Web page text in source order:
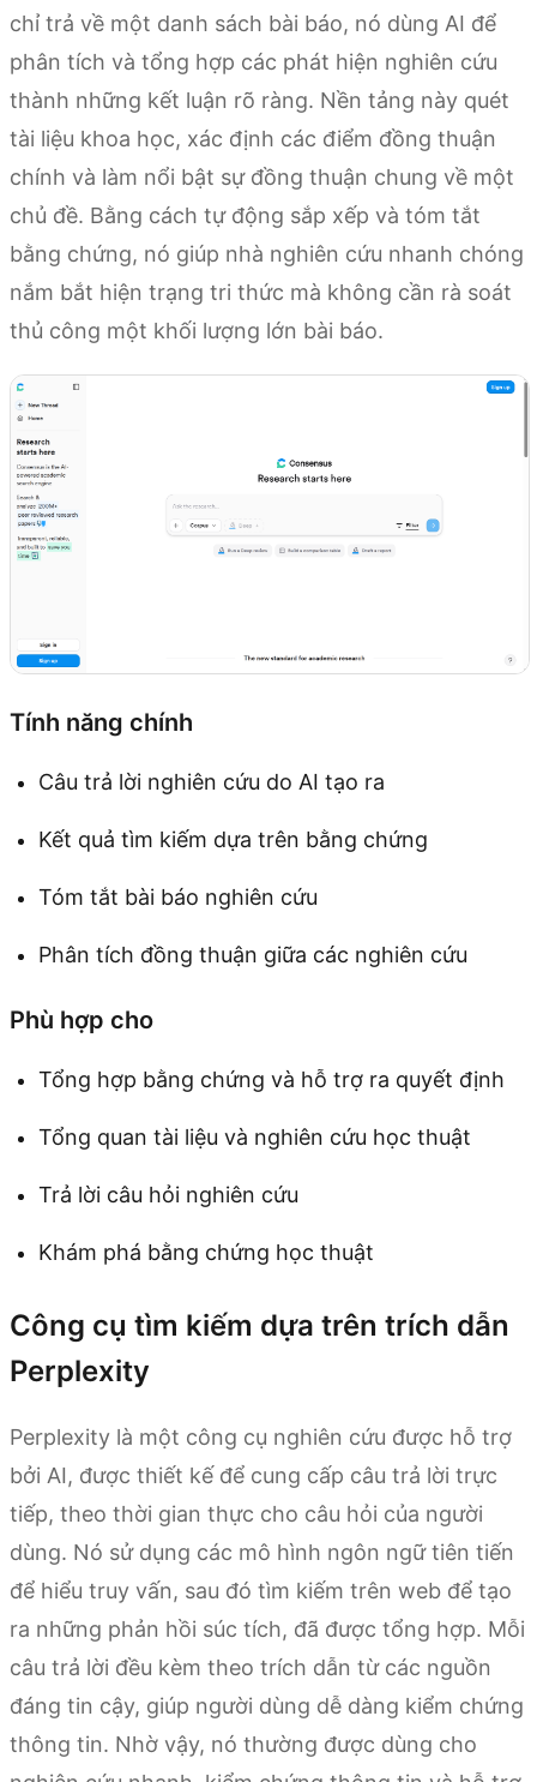
chỉ trả về một danh sách bài báo, nó dùng AI để
phân tích và tổng hợp các phát hiện nghiên cứu
thành những kết luận rõ ràng. Nền tảng này quét
tài liệu khoa học, xác định các điểm đồng thuận
chính và làm nổi bật sự đồng thuận chung về một
chủ đề. Bằng cách tự động sắp xếp và tóm tắt
bằng chứng, nó giúp nhà nghiên cứu nhanh chóng
nắm bắt hiện trạng tri thức mà không cần rà soát
thủ công một khối lượng lớn bài báo.
Tính năng chính
Câu trả lời nghiên cứu do AI tạo ra
Kết quả tìm kiếm dựa trên bằng chứng
Tóm tắt bài báo nghiên cứu
Phân tích đồng thuận giữa các nghiên cứu
Phù hợp cho
Tổng hợp bằng chứng và hỗ trợ ra quyết định
Tổng quan tài liệu và nghiên cứu học thuật
Trả lời câu hỏi nghiên cứu
Khám phá bằng chứng học thuật
Công cụ tìm kiếm dựa trên trích dẫn
Perplexity
Perplexity là một công cụ nghiên cứu được hỗ trợ
bởi AI, được thiết kế để cung cấp câu trả lời trực
tiếp, theo thời gian thực cho câu hỏi của người
dùng. Nó sử dụng các mô hình ngôn ngữ tiên tiến
để hiểu truy vấn, sau đó tìm kiếm trên web để tạo
ra những phản hồi súc tích, đã được tổng hợp. Mỗi
câu trả lời đều kèm theo trích dẫn từ các nguồn
đáng tin cậy, giúp người dùng dễ dàng kiểm chứng
thông tin. Nhờ vậy, nó thường được dùng cho